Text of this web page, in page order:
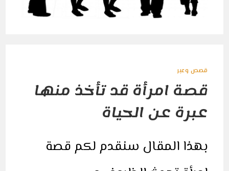
قصص وعبر
قصة امرأة قد تأخذ منها
عبرة عن الحياة
بهذا المقال سنقدم لكم قصة